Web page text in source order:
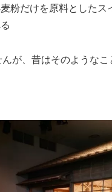
粉だけを原料としたス
が、昔はそのようなこ